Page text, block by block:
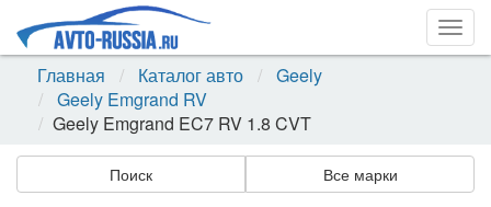
Главная
Каталог авто
Geely
Geely Emgrand RV
Geely Emgrand EC7 RV 1.8 CVT
Поиск Все марки